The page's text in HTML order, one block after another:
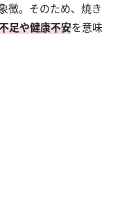
徴。そのため、焼き
足や健康不安を意味